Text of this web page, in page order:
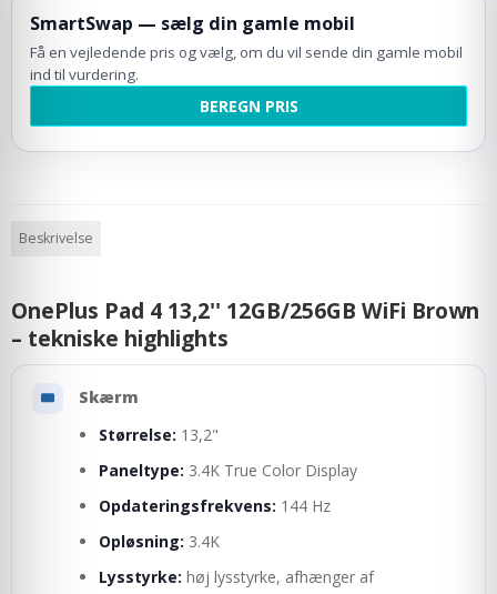
SmartSwap — sælg din gamle mobil
Få en vejledende pris og vælg, om du vil sende din gamle mobil
ind til vurdering.
BEREGN PRIS
Beskrivelse
OnePlus Pad 4 13,2'' 12GB/256GB WiFi Brown
– tekniske highlights
Skærm
Størrelse: 13,2"
Paneltype: 3.4K True Color Display
Opdateringsfrekvens: 144 Hz
Opløsning: 3.4K
Lysstyrke: høj lysstyrke, afhænger af